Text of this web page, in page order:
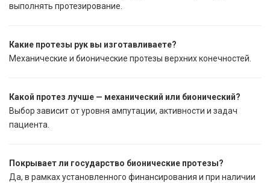
выполнять протезирование.
Какие протезы рук вы изготавливаете?
Механические и бионические протезы верхних конечностей.
Какой протез лучше — механический или бионический?
Выбор зависит от уровня ампутации, активности и задач
пациента.
Покрывает ли государство бионические протезы?
Да, в рамках установленного финансирования и при наличии